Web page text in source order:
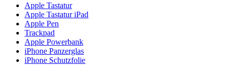
Apple Tastatur
Apple Tastatur iPad
Apple Pen
Trackpad
Apple Powerbank
iPhone Panzerglas
iPhone Schutzfolie